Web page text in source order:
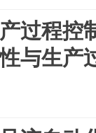
过程控
与生产